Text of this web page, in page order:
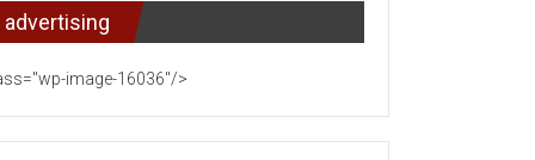
advertising
image-16036"/>